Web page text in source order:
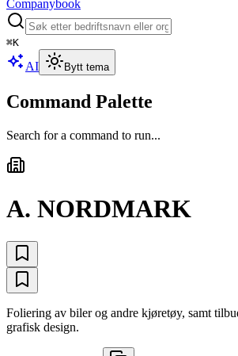
Companybook
⌘K
AI Bytt tema
Command Palette
Search for a command to run...
A. NORDMARK
Foliering av biler og andre kjøretøy, samt
grafisk design.